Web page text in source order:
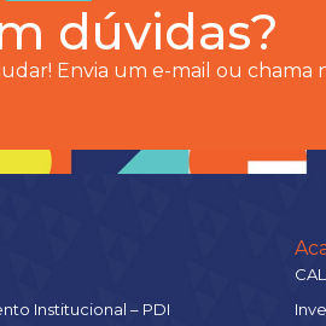
dúvidas?
Envia um e-mail ou chama
Institucional – PDI